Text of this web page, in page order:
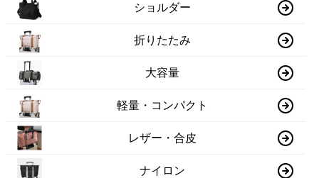
ショルダー
折りたたみ
大容量
軽量・コンパクト
レザー・合皮
ナイロン